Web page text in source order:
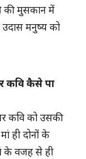
की मुसकान में
मनुष्य को
कवि कैसे पा
कवि को उसकी
ही दोनों के
के वजह से ही